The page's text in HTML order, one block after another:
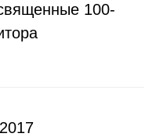
100-